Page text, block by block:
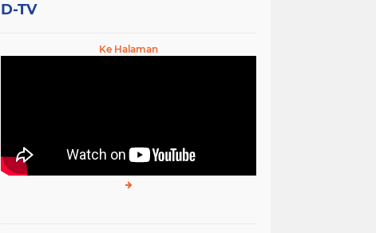
D-TV
Ke Halaman